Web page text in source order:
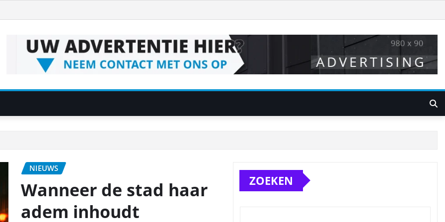
NIEUWS
Wanneer de stad haar
adem inhoudt
ZOEKEN